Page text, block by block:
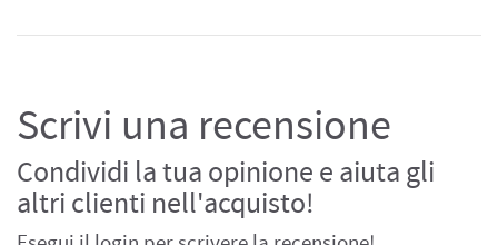
Scrivi una recensione
Condividi la tua opinione e aiuta gli
altri clienti nell'acquisto!